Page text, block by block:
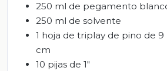
250 ml de pegamento
250 ml de solvente
1 hoja de triplay de pino de 9
cm
10 pijas de 1"